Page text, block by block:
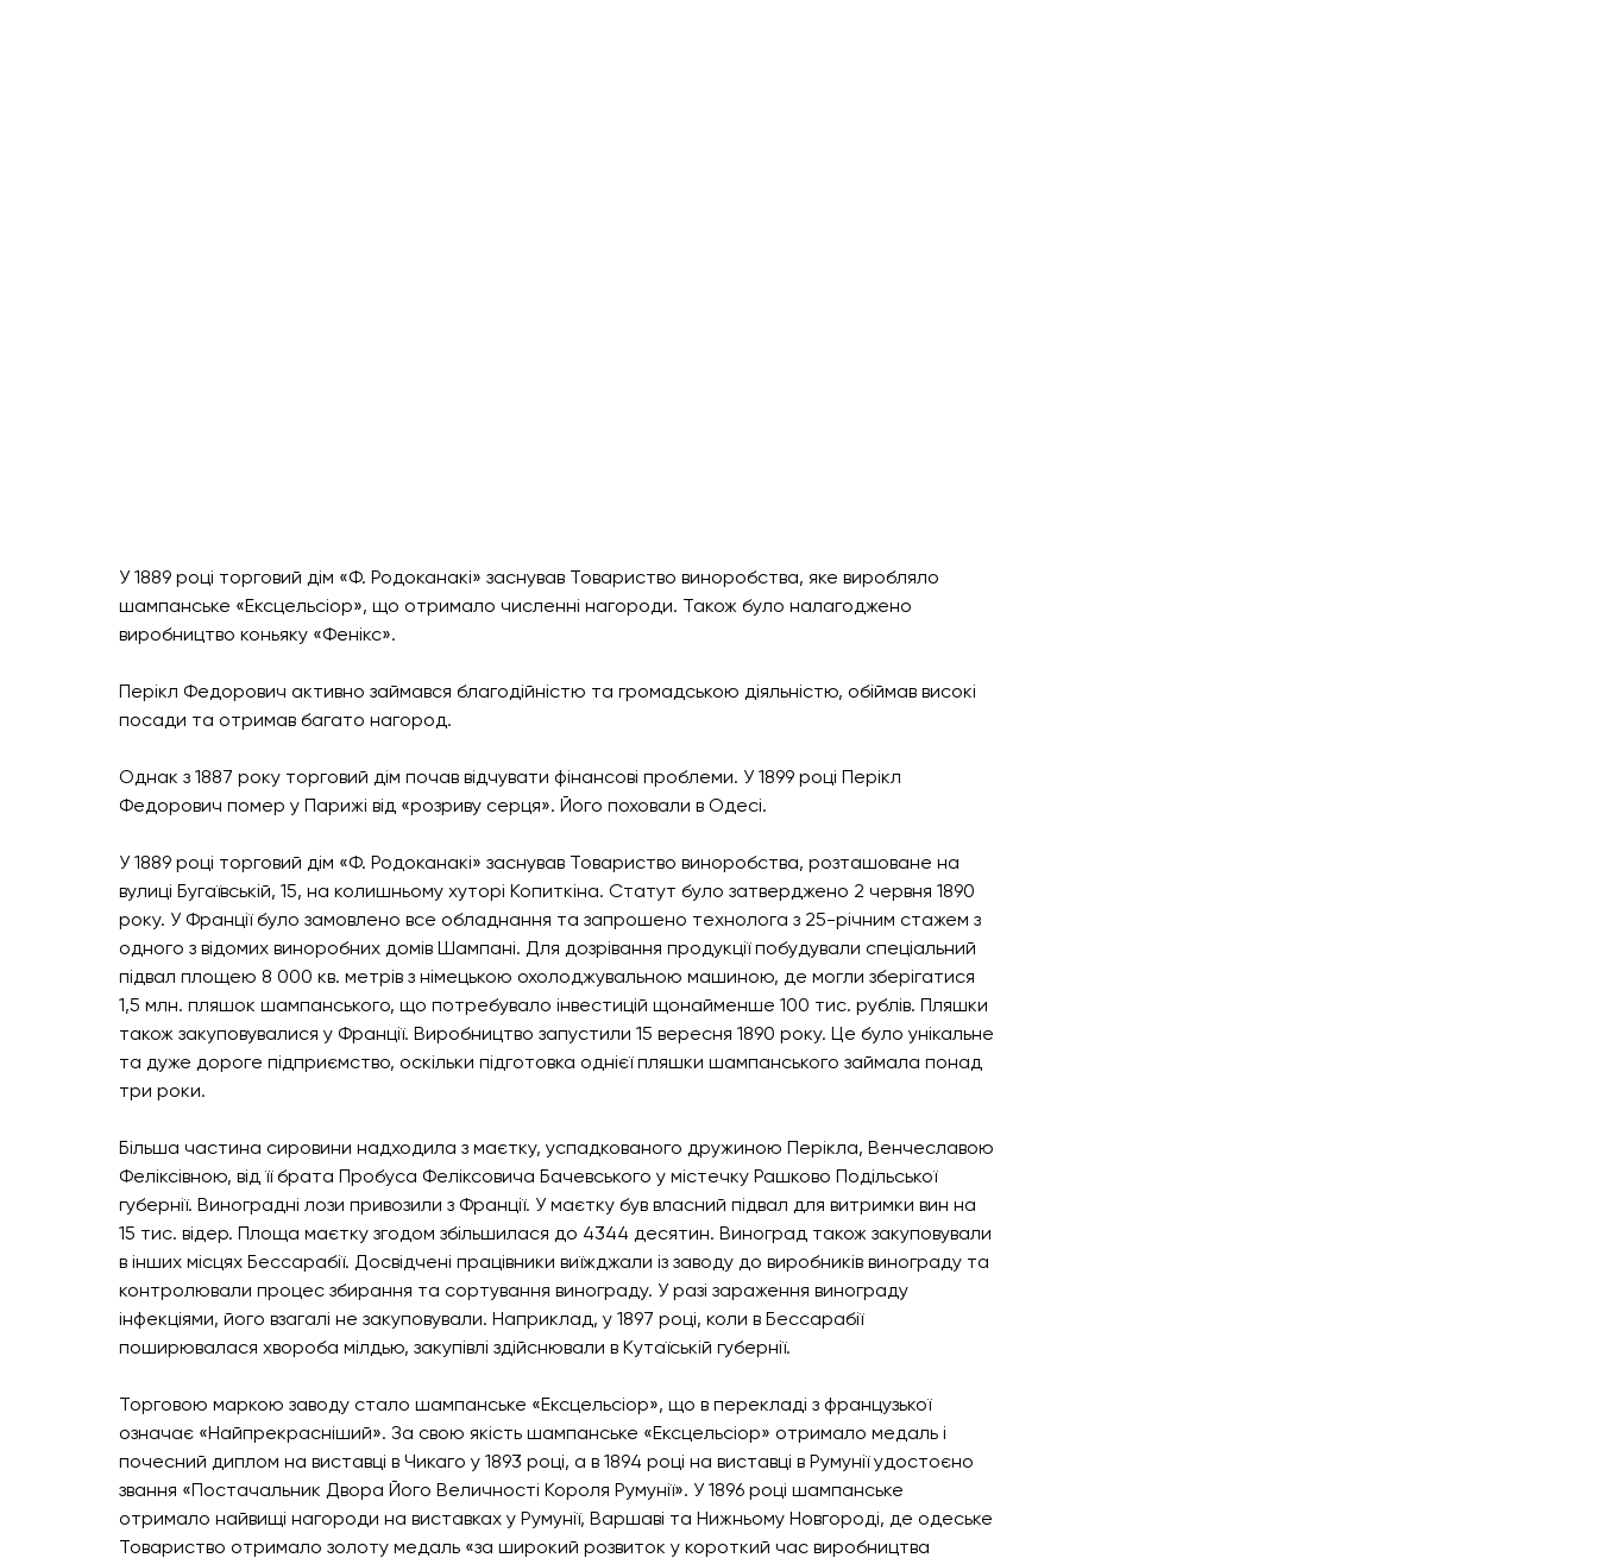
У 1889 році торговий дім «Ф. Родоканакі» заснував Товариство виноробства, яке виробляло
шампанське «Ексцельсіор», що отримало численні нагороди. Також було налагоджено
виробництво коньяку «Фенікс».
Перікл Федорович активно займався благодійністю та громадською діяльністю, обіймав високі
посади та отримав багато нагород.
Однак з 1887 року торговий дім почав відчувати фінансові проблеми. У 1899 році Перікл
Федорович помер у Парижі від «розриву серця». Його поховали в Одесі.
У 1889 році торговий дім «Ф. Родоканакі» заснував Товариство виноробства, розташоване на
вулиці Бугаївській, 15, на колишньому хуторі Копиткіна. Статут було затверджено 2 червня 1890
року. У Франції було замовлено все обладнання та запрошено технолога з 25-річним стажем з
одного з відомих виноробних домів Шампані. Для дозрівання продукції побудували спеціальний
підвал площею 8 000 кв. метрів з німецькою охолоджувальною машиною, де могли зберігатися
1,5 млн. пляшок шампанського, що потребувало інвестицій щонайменше 100 тис. рублів. Пляшки
також закуповувалися у Франції. Виробництво запустили 15 вересня 1890 року. Це було унікальне
та дуже дороге підприємство, оскільки підготовка однієї пляшки шампанського займала понад
три роки.
Більша частина сировини надходила з маєтку, успадкованого дружиною Перікла, Венчеславою
Феліксівною, від її брата Пробуса Феліксовича Бачевського у містечку Рашково Подільської
губернії. Виноградні лози привозили з Франції. У маєтку був власний підвал для витримки вин на
15 тис. відер. Площа маєтку згодом збільшилася до 4344 десятин. Виноград також закуповували
в інших місцях Бессарабії. Досвідчені працівники виїжджали із заводу до виробників винограду та
контролювали процес збирання та сортування винограду. У разі зараження винограду
інфекціями, його взагалі не закуповували. Наприклад, у 1897 році, коли в Бессарабії
поширювалася хвороба мілдью, закупівлі здійснювали в Кутаїській губернії.
Торговою маркою заводу стало шампанське «Ексцельсіор», що в перекладі з французької
означає «Найпрекрасніший». За свою якість шампанське «Ексцельсіор» отримало медаль і
почесний диплом на виставці в Чикаго у 1893 році, а в 1894 році на виставці в Румунії удостоєно
звання «Постачальник Двора Його Величності Короля Румунії». У 1896 році шампанське
отримало найвищі нагороди на виставках у Румунії, Варшаві та Нижньому Новгороді, де одеське
Товариство отримало золоту медаль «за широкий розвиток у короткий час виробництва